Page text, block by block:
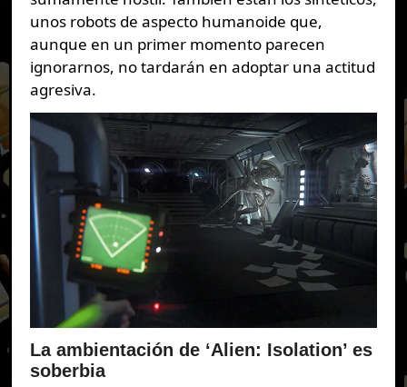
unos robots de aspecto humanoide que,
aunque en un primer momento parecen
ignorarnos, no tardarán en adoptar una actitud
agresiva.
La ambientación de ‘Alien: Isolation’ es
soberbia